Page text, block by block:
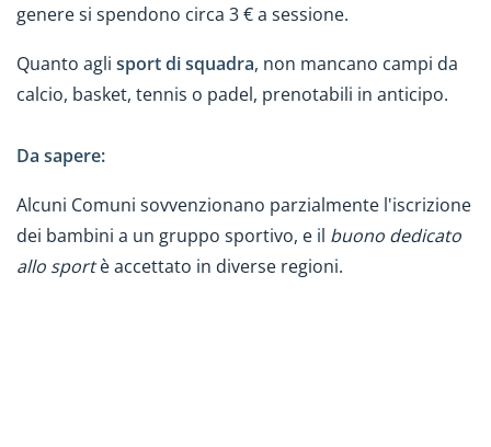
genere si spendono circa 3 € a sessione.
Quanto agli sport di squadra, non mancano campi da
calcio, basket, tennis o padel, prenotabili in anticipo.
Da sapere:
Alcuni Comuni sovvenzionano parzialmente l'iscrizione
dei bambini a un gruppo sportivo, e il buono dedicato
allo sportè accettato in diverse regioni.